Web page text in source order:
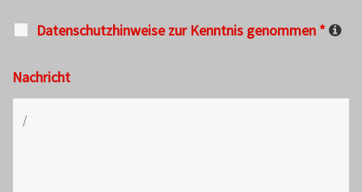
Datenschutzhinweise zur Kenntnis genommen *
Nachricht